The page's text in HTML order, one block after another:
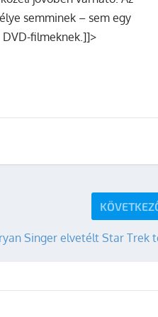
semminek – sem egy
DVD-filmeknek.]]>
Singer elvetélt Star Trek